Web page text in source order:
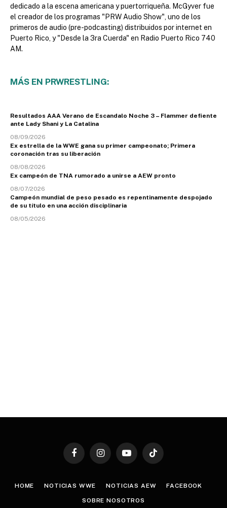
dedicado a la escena americana y puertorriqueña. McGyver fue
el creador de los programas "PRW Audio Show", uno de los
primeros de audio (pre-podcasting) distribuidos por internet en
Puerto Rico, y "Desde la 3ra Cuerda" en Radio Puerto Rico 740
AM.
MÁS EN PRWRESTLING:
Resultados AAA Verano de Escandalo Noche 3 – Flammer defiente
ante Lady Shani y La Catalina
08/09/2026
Ex estrella de la WWE gana su primer campeonato; Primera
coronación tras su liberación
08/08/2026
Ex campeón de TNA rumorado a unirse a AEW pronto
08/07/2026
Campeón mundial de peso pesado es repentinamente despojado
de su título en una acción disciplinaria
08/05/2026
FacebookInstagramYouTubeTikTok
HOME NOTICIAS WWE NOTICIAS AEW FACEBOOK
SOBRE NOSOTROS